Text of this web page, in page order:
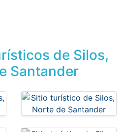
de Silos,
Santander